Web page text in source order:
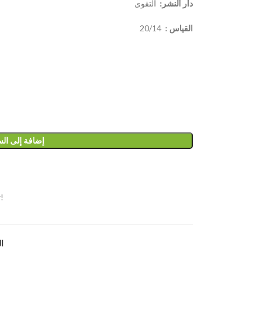
دار النشر: التقوى
القياس : 20/14
إضافة إلى